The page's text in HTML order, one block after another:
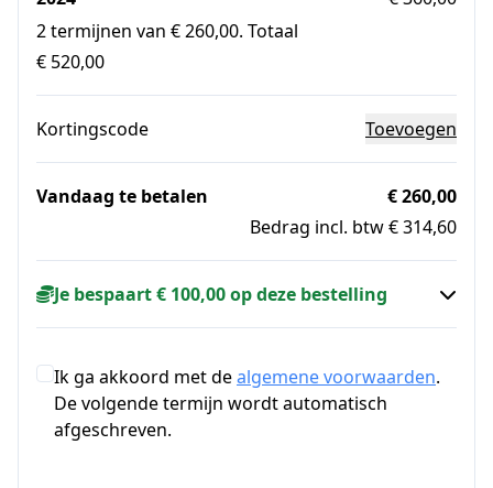
2 termijnen van € 260,00. Totaal
€ 520,00
Kortingscode Toevoegen
Vandaag te betalen
€ 260,00
Bedrag incl. btw € 314,60
Je bespaart € 100,00 op deze bestelling
Ik ga akkoord met dealgemene voorwaarden.
De volgende termijn wordt automatisch
afgeschreven.